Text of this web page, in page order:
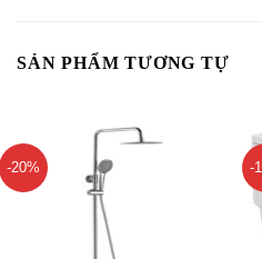
SẢN PHẨM TƯƠNG TỰ
-20% -